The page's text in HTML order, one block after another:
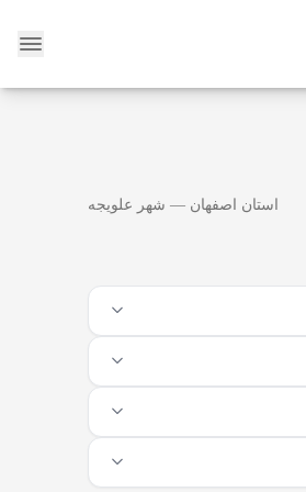
استان اصفهان — شهر علویجه